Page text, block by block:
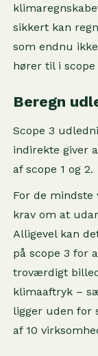
sikkert kan
som endnu
hører til i scope
Beregn
Scope 3
indirekte giver
af scope 1 og 2.
For de
krav om at
Alligevel kan
på scope 3 for
troværdigt
klimaaftryk –
ligger uden for
af 10